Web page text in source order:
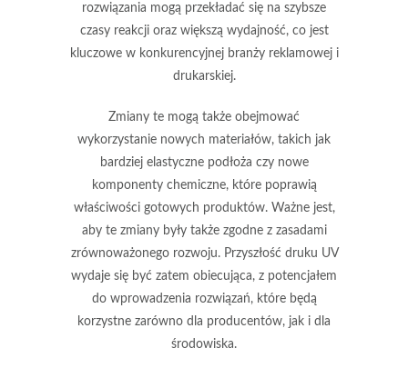
rozwiązania mogą przekładać się na szybsze
czasy reakcji oraz większą wydajność, co jest
kluczowe w konkurencyjnej branży reklamowej i
drukarskiej.
Zmiany te mogą także obejmować
wykorzystanie nowych materiałów, takich jak
bardziej elastyczne podłoża czy nowe
komponenty chemiczne, które poprawią
właściwości gotowych produktów. Ważne jest,
aby te zmiany były także zgodne z zasadami
zrównoważonego rozwoju. Przyszłość druku UV
wydaje się być zatem obiecująca, z potencjałem
do wprowadzenia rozwiązań, które będą
korzystne zarówno dla producentów, jak i dla
środowiska.